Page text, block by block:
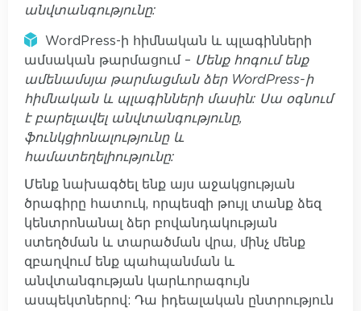
անվտանգությունը:
WordPress-ի հիմնական և պլագինների
ամսական թարմացում – Մենք հոգում ենք
ամենամսյա թարմացման ձեր WordPress-ի
հիմնական և պլագինների մասին: Սա օգնում
է բարելավել անվտանգությունը,
ֆունկցիոնալությունը և
համատեղելիությունը:
Մենք նախագծել ենք այս աջակցության
ծրագիրը հատուկ, որպեսզի թույլ տանք ձեզ
կենտրոնանալ ձեր բովանդակության
ստեղծման և տարածման վրա, մինչ մենք
զբաղվում ենք պահպանման և
անվտանգության կարևորագույն
ասպեկտներով: Դա իդեալական ընտրություն